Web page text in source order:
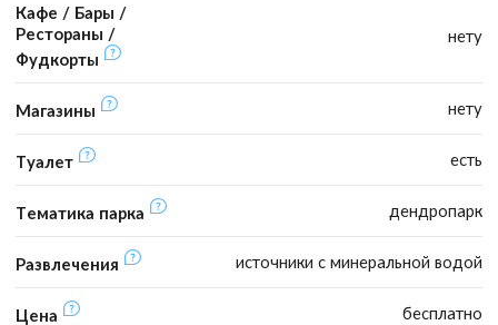
Кафе / Бары /
Рестораны /
Фудкорты
нету
Магазины нету
Туалет есть
Тематика парка дендропарк
Развлечения источники с минеральной водой
Цена бесплатно